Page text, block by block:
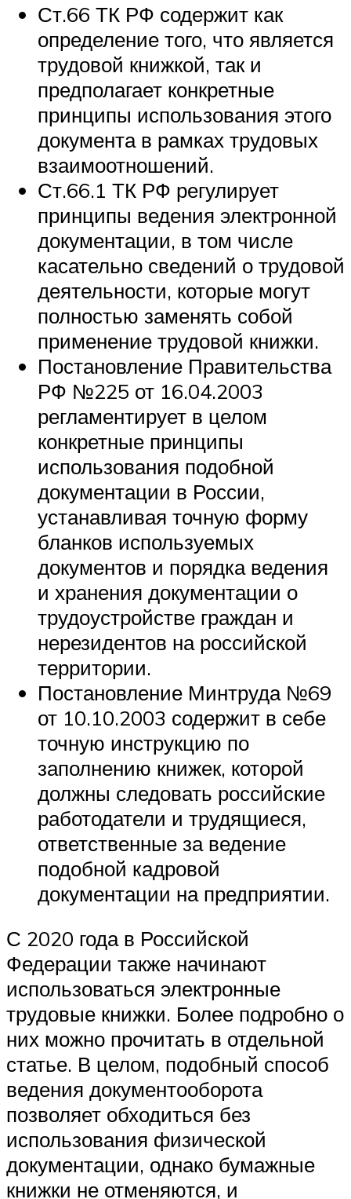
Ст.66 ТК РФ содержит как
определение того, что является
трудовой книжкой, так и
предполагает конкретные
принципы использования этого
документа в рамках трудовых
взаимоотношений.
Ст.66.1 ТК РФ регулирует
принципы ведения электронной
документации, в том числе
касательно сведений о трудовой
деятельности, которые могут
полностью заменять собой
применение трудовой книжки.
Постановление Правительства
РФ №225 от 16.04.2003
регламентирует в целом
конкретные принципы
использования подобной
документации в России,
устанавливая точную форму
бланков используемых
документов и порядка ведения
и хранения документации о
трудоустройстве граждан и
нерезидентов на российской
территории.
Постановление Минтруда №69
от 10.10.2003 содержит в себе
точную инструкцию по
заполнению книжек, которой
должны следовать российские
работодатели и трудящиеся,
ответственные за ведение
подобной кадровой
документации на предприятии.
С 2020 года в Российской
Федерации также начинают
использоваться электронные
трудовые книжки. Более подробно о
них можно прочитать в отдельной
статье. В целом, подобный способ
ведения документооборота
позволяет обходиться без
использования физической
документации, однако бумажные
книжки не отменяются, и